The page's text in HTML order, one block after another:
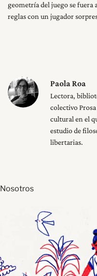
geometría del juego se
reglas con un jugador
Paola Roa
Lectora,
colectivo
cultural en el
estudio de
libertarias.
Nosotros